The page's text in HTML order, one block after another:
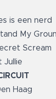
is een nerd
My
Scream
Jullie
Haag